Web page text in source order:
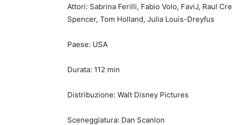
Attori: Sabrina Ferilli, Fabio Volo, FaviJ, Raul
Spencer, Tom Holland, Julia Louis-Dreyfus
Paese: USA
Durata: 112 min
Distribuzione: Walt Disney Pictures
Sceneggiatura: Dan Scanlon